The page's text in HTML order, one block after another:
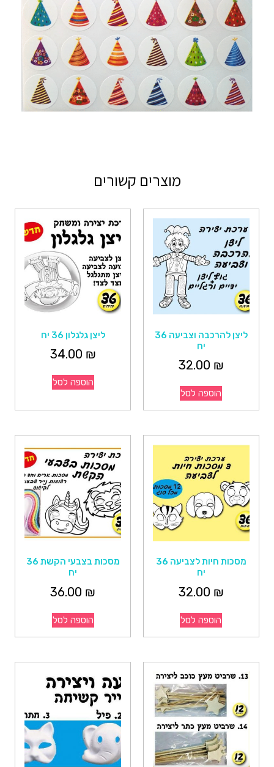
מוצרים קשורים
ליצן להרכבה וצביעה 36
יח
32.00 ₪
הוספה לסל
ליצן גלגלון 36 יח
34.00 ₪
הוספה לסל
מסכות חיות לצביעה 36
יח
32.00 ₪
הוספה לסל
מסכות בצבעי הקשת 36
יח
36.00 ₪
הוספה לסל